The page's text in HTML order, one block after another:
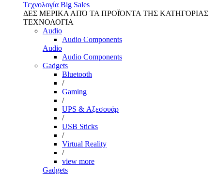
Τεχνολογία Big Sales
ΔΕΣ ΜΕΡΙΚΑ ΑΠΌ ΤΑ ΠΡΟΪΌΝΤΑ ΤΗΣ ΚΑΤΗΓΟΡΙΑΣ
ΤΕΧΝΟΛΟΓΙΑ
Audio
Audio Components
Audio
Audio Components
Gadgets
Bluetooth
/
Gaming
/
UPS & Αξεσουάρ
/
USB Sticks
/
Virtual Reality
/
view more
Gadgets